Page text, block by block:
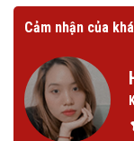
Cảm nhận của